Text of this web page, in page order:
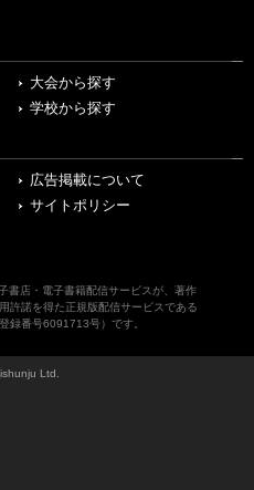
大会から探す
学校から探す
広告掲載について
サイトポリシー
書店・電子書籍配信サービスが、著作
許諾を得た正規版配信サービスである
録番号6091713号）です。
Ltd.